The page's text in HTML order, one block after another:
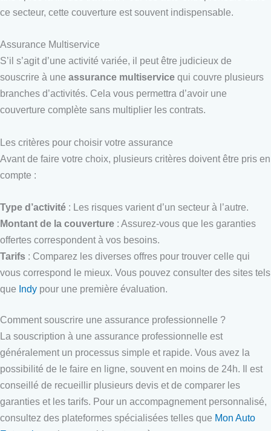
ce secteur, cette couverture est souvent indispensable.
Assurance Multiservice
S’il s’agit d’une activité variée, il peut être judicieux de
souscrire à une assurance multiservice qui couvre plusieurs
branches d’activités. Cela vous permettra d’avoir une
couverture complète sans multiplier les contrats.
Les critères pour choisir votre assurance
Avant de faire votre choix, plusieurs critères doivent être pris en
compte :
Type d’activité : Les risques varient d’un secteur à l’autre.
Montant de la couverture : Assurez-vous que les garanties
offertes correspondent à vos besoins.
Tarifs : Comparez les diverses offres pour trouver celle qui
vous correspond le mieux. Vous pouvez consulter des sites tels
que Indy pour une première évaluation.
Comment souscrire une assurance professionnelle ?
La souscription à une assurance professionnelle est
généralement un processus simple et rapide. Vous avez la
possibilité de le faire en ligne, souvent en moins de 24h. Il est
conseillé de recueillir plusieurs devis et de comparer les
garanties et les tarifs. Pour un accompagnement personnalisé,
consultez des plateformes spécialisées telles que Mon Auto